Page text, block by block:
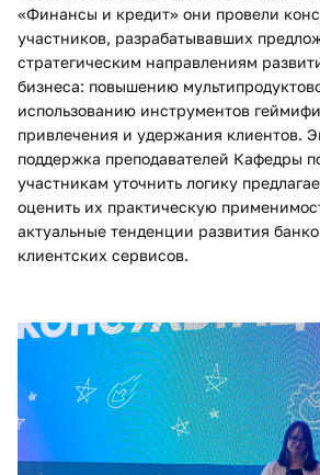
«Финансы и кредит» они провели
участников, разрабатывавших
стратегическим направлениям
бизнеса: повышению
использованию инструментов
привлечения и удержания клиентов.
поддержка преподавателей Кафедры
участникам уточнить логику
оценить их практическую
актуальные тенденции развития
клиентских сервисов.